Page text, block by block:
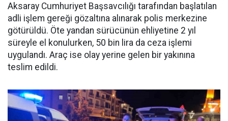
Aksaray Cumhuriyet Başsavcılığı tarafından başlatılan
adli işlem gereği gözaltına alınarak polis merkezine
götürüldü. Öte yandan sürücünün ehliyetine 2 yıl
süreyle el konulurken, 50 bin lira da ceza işlemi
uygulandı. Araç ise olay yerine gelen bir yakınına
teslim edildi.